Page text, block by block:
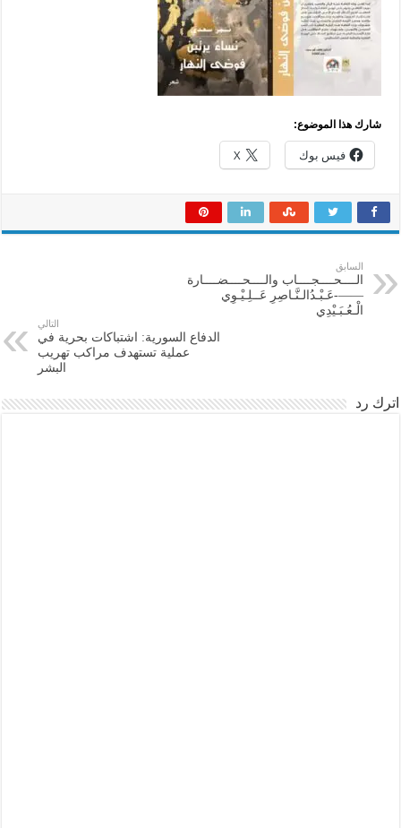
شارك هذا الموضوع:
فيس بوك X
السابق
الــــحــــجــــاب والــــحــــضــــارة
——-عَـبْـدُالـنَّـاصِرِ عَــلِـيْـوِي
الْـعُـبَـيْدِي
التالي
الدفاع السورية: اشتباكات بحرية في
عملية تستهدف مراكب تهريب
البشر
اترك رد